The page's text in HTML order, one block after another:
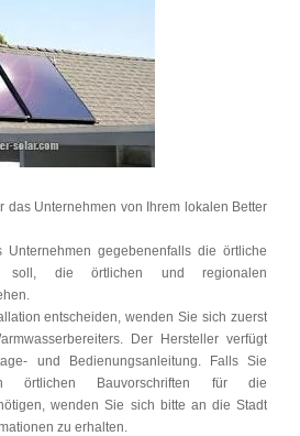
das Unternehmen von Ihrem lokalen Better
gegebenenfalls die örtliche
soll, die örtlichen und regionalen
entscheiden, wenden Sie sich zuerst
Der Hersteller verfügt
und Bedienungsanleitung. Falls Sie
örtlichen Bauvorschriften für die
wenden Sie sich bitte an die Stadt
zu erhalten.